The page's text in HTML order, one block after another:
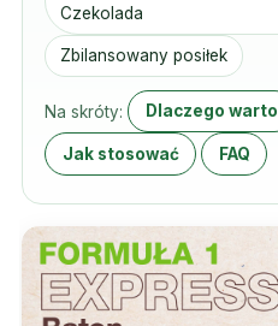
Czekolada
Zbilansowany posiłek
Na skróty: Dlaczego warto
Jak stosować FAQ